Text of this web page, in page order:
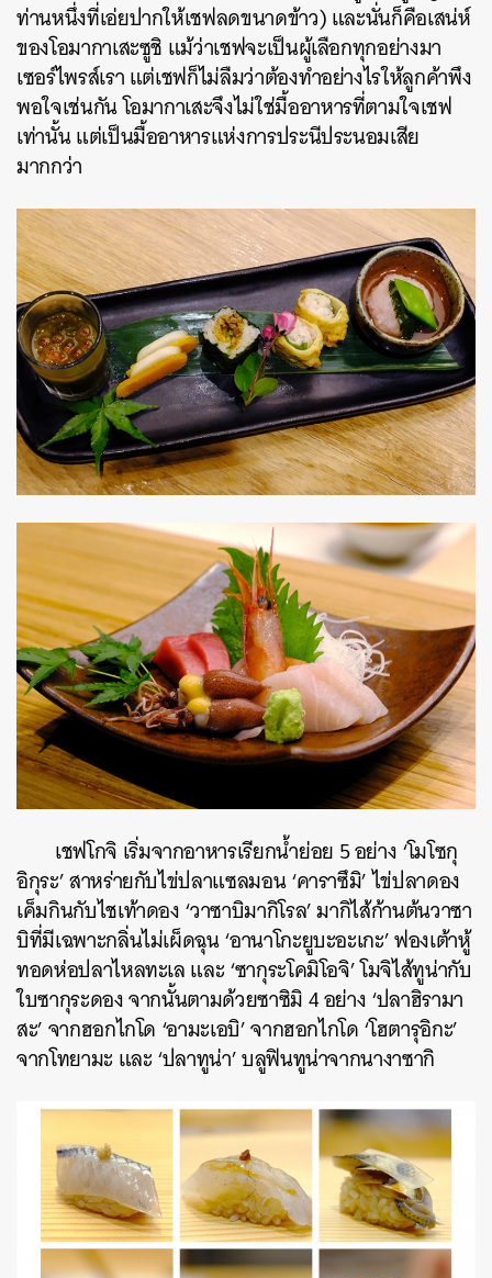
ท่านหนึ่งที่เอ่ยปากให้เชฟลดขนาดข้าว) และนั่นก็คือเสน่ห์
ของโอมากาเสะซูชิ แม้ว่าเชฟจะเป็นผู้เลือกทุกอย่างมา
เซอร์ไพรส์เรา แต่เชฟก็ไม่ลืมว่าต้องทำอย่างไรให้ลูกค้าพึง
พอใจเช่นกันโอมากาเสะจึงไม่ใช่มื้ออาหารที่ตามใจเชฟ
เท่านั้น แต่เป็นมื้ออาหารแห่งการประนีประนอมเสีย
มากกว่า
เชฟโกจิ เริ่มจากอาหารเรียกน้ำย่อย 5 อย่าง ‘โมโซกุ
อิกุระ’ สาหร่ายกับไข่ปลาแซลมอน ‘คาราซึมิ’ ไข่ปลาดอง
เค็มกินกับไชเท้าดอง ‘วาซาบิมากิโรล’ มากิไส้ก้านต้นวาซา
บิที่มีเฉพาะกลิ่นไม่เผ็ดฉุน ‘อานาโกะยูบะอะเกะ’ ฟองเต้าหู้
ทอดห่อปลาไหลทะเล และ ‘ซากุระโคมิโอจิ’ โมจิไส้ทูน่ากับ
ใบซากุระดอง จากนั้นตามด้วยซาซิมิ 4 อย่าง ‘ปลาฮิรามา
สะ’ จากฮอกไกโด ‘อามะเอบิ’ จากฮอกไกโด ‘โฮตารุอิกะ’
จากโทยามะ และ ‘ปลาทูน่า’ บลูฟินทูน่าจากนางาซากิ